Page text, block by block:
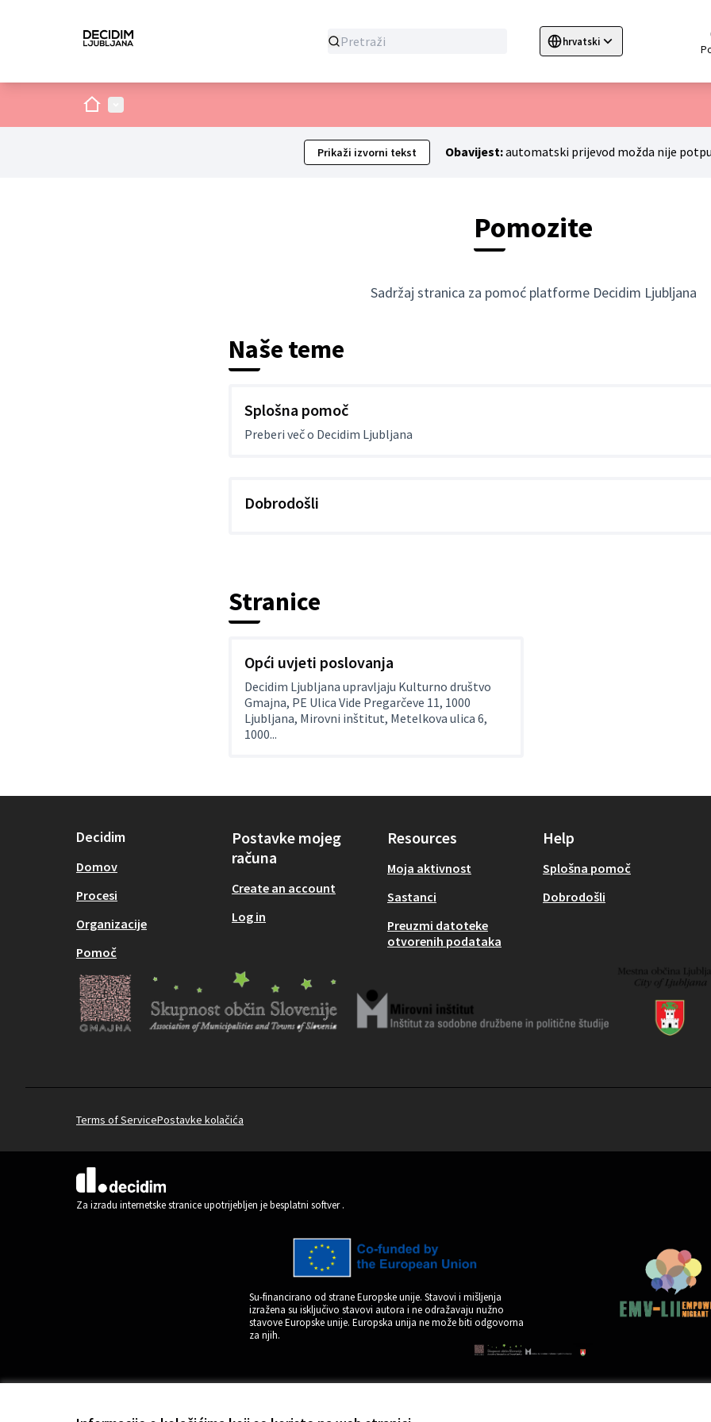
hrvatski
Sprache wählen Choose language
DomGlavni izbornik
Prikaži izvorni tekst Obavijest:automatski prijevod možda nije
Pomozite
Sadržaj stranica za pomoć platforme Decidim Ljubljana
Naše teme
Splošna pomoč
Preberi več o Decidim Ljubljana
Dobrodošli
Stranice
Opći uvjeti poslovanja
Decidim Ljubljana upravljaju Kulturno društvo
Gmajna, PE Ulica Vide Pregarčeve 11, 1000
Ljubljana, Mirovni inštitut, Metelkova ulica 6,
1000...
Decidim
Domov
Procesi
Organizacije
Pomoč
Postavke mojeg
računa
Create an account
Log in
Resources
Moja aktivnost
Sastanci
Preuzmi datoteke
otvorenih podataka
Help
Splošna pomoč
Dobrodošli
Terms of ServicePostavke kolačića
(Vanjska poveznica)
Za izradu internetske stranice upotrijebljen je besplatni softver.
Su-financirano od strane Europske unije. Stavovi i mišljenja
izražena su isključivo stavovi autora i ne odražavaju nužno
stavove Europske unije. Europska unija ne može biti odgovorna
za njih.